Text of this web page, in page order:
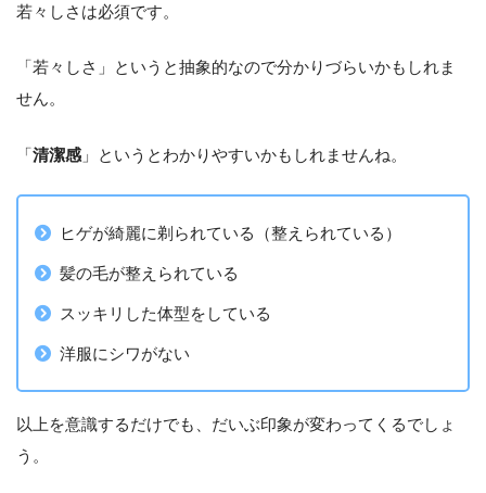
若々しさは必須です。
「若々しさ」というと抽象的なので分かりづらいかもしれま
せん。
「清潔感 」というとわかりやすいかもしれませんね。
ヒゲが綺麗に剃られている（整えられている）
髪の毛が整えられている
スッキリした体型をしている
洋服にシワがない
以上を意識するだけでも、だいぶ印象が変わってくるでしょ
う。